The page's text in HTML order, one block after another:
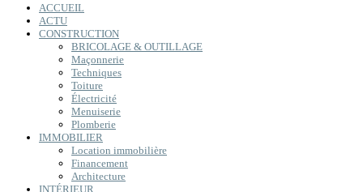
ACCUEIL
ACTU
CONSTRUCTION
BRICOLAGE & OUTILLAGE
Maçonnerie
Techniques
Toiture
Électricité
Menuiserie
Plomberie
IMMOBILIER
Location immobilière
Financement
Architecture
INTÉRIEUR